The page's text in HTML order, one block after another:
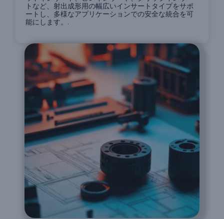
トなど、射出成形用の幅広いインサートタイプをサポ
ートし、多様なアプリケーションでの安全な統合を可
能にします。.